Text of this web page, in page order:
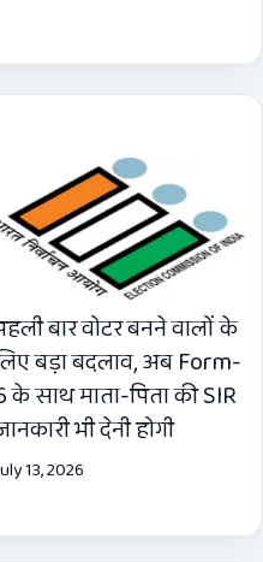
बार वोटर बनने वालों के
बड़ा बदलाव, अब Form-
के साथ माता-पिता की SIR
भी देनी होगी
13, 2026